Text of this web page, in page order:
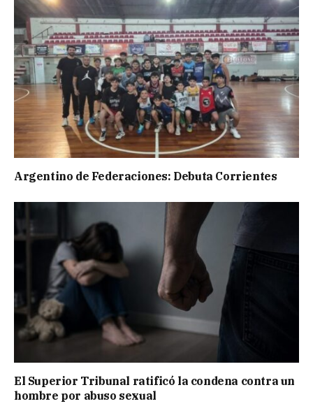
Argentino de Federaciones: Debuta Corrientes
El Superior Tribunal ratificó la condena contra un
hombre por abuso sexual